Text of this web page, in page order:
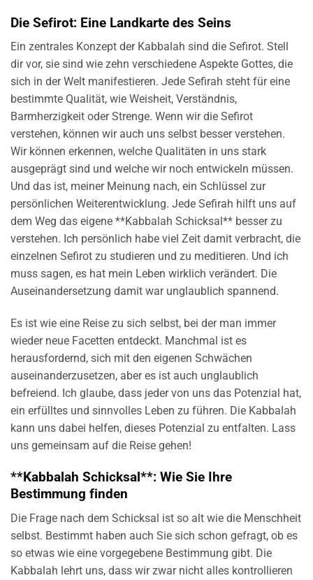
Die Sefirot: Eine Landkarte des Seins
Ein zentrales Konzept der Kabbalah sind die Sefirot. Stell
dir vor, sie sind wie zehn verschiedene Aspekte Gottes, die
sich in der Welt manifestieren. Jede Sefirah steht für eine
bestimmte Qualität, wie Weisheit, Verständnis,
Barmherzigkeit oder Strenge. Wenn wir die Sefirot
verstehen, können wir auch uns selbst besser verstehen.
Wir können erkennen, welche Qualitäten in uns stark
ausgeprägt sind und welche wir noch entwickeln müssen.
Und das ist, meiner Meinung nach, ein Schlüssel zur
persönlichen Weiterentwicklung. Jede Sefirah hilft uns auf
dem Weg das eigene **Kabbalah Schicksal** besser zu
verstehen. Ich persönlich habe viel Zeit damit verbracht, die
einzelnen Sefirot zu studieren und zu meditieren. Und ich
muss sagen, es hat mein Leben wirklich verändert. Die
Auseinandersetzung damit war unglaublich spannend.
Es ist wie eine Reise zu sich selbst, bei der man immer
wieder neue Facetten entdeckt. Manchmal ist es
herausfordernd, sich mit den eigenen Schwächen
auseinanderzusetzen, aber es ist auch unglaublich
befreiend. Ich glaube, dass jeder von uns das Potenzial hat,
ein erfülltes und sinnvolles Leben zu führen. Die Kabbalah
kann uns dabei helfen, dieses Potenzial zu entfalten. Lass
uns gemeinsam auf die Reise gehen!
**Kabbalah Schicksal**: Wie Sie Ihre
Bestimmung finden
Die Frage nach dem Schicksal ist so alt wie die Menschheit
selbst. Bestimmt haben auch Sie sich schon gefragt, ob es
so etwas wie eine vorgegebene Bestimmung gibt. Die
Kabbalah lehrt uns, dass wir zwar nicht alles kontrollieren